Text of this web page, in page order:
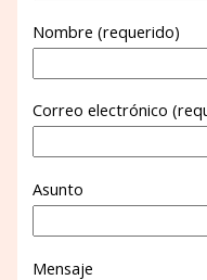
Nombre (requerido)
Correo electrónico
Asunto
Mensaje